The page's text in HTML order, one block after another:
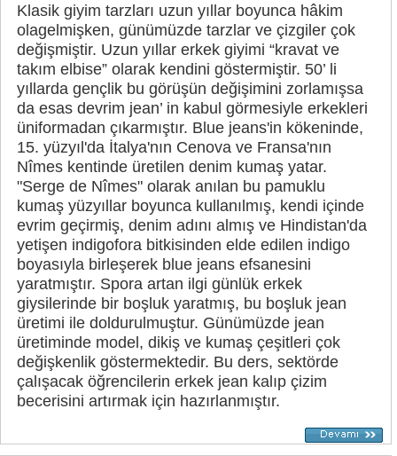
Klasik giyim tarzları uzun yıllar boyunca hâkim
olagelmişken, günümüzde tarzlar ve çizgiler çok
değişmiştir. Uzun yıllar erkek giyimi “kravat ve
takım elbise” olarak kendini göstermiştir. 50’ li
yıllarda gençlik bu görüşün değişimini zorlamışsa
da esas devrim jean’ in kabul görmesiyle erkekleri
üniformadan çıkarmıştır. Blue jeans'in kökeninde,
15. yüzyıl'da İtalya'nın Cenova ve Fransa'nın
Nîmes kentinde üretilen denim kumaş yatar.
"Serge de Nîmes" olarak anılan bu pamuklu
kumaş yüzyıllar boyunca kullanılmış, kendi içinde
evrim geçirmiş, denim adını almış ve Hindistan'da
yetişen indigofora bitkisinden elde edilen indigo
boyasıyla birleşerek blue jeans efsanesini
yaratmıştır. Spora artan ilgi günlük erkek
giysilerinde bir boşluk yaratmış, bu boşluk jean
üretimi ile doldurulmuştur. Günümüzde jean
üretiminde model, dikiş ve kumaş çeşitleri çok
değişkenlik göstermektedir. Bu ders, sektörde
çalışacak öğrencilerin erkek jean kalıp çizim
becerisini artırmak için hazırlanmıştır.